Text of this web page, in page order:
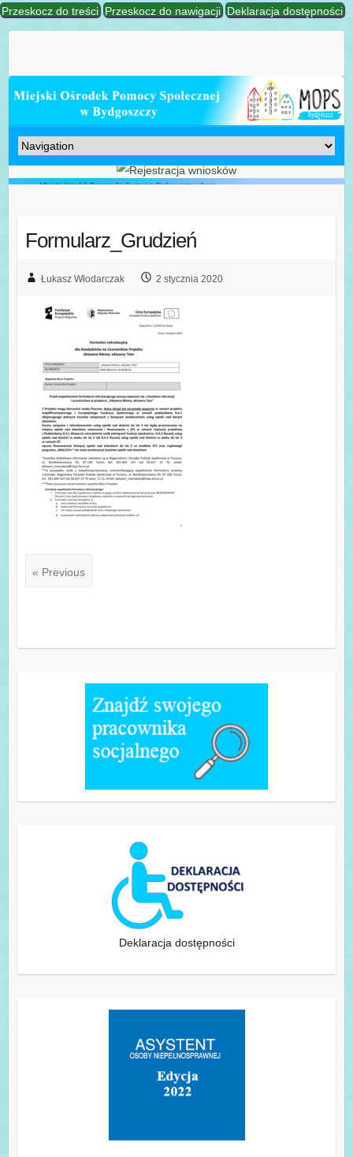
Przeskocz do treści Przeskocz do nawigacji Deklaracja dostępności
Formularz_Grudzień
Łukasz Włodarczak 2 stycznia 2020
« Previous
Deklaracja dostępności